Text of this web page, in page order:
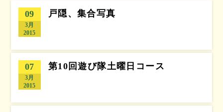
09
3月
2015
戸隠、集合写真
07
3月
2015
第10回遊び隊土曜日コース